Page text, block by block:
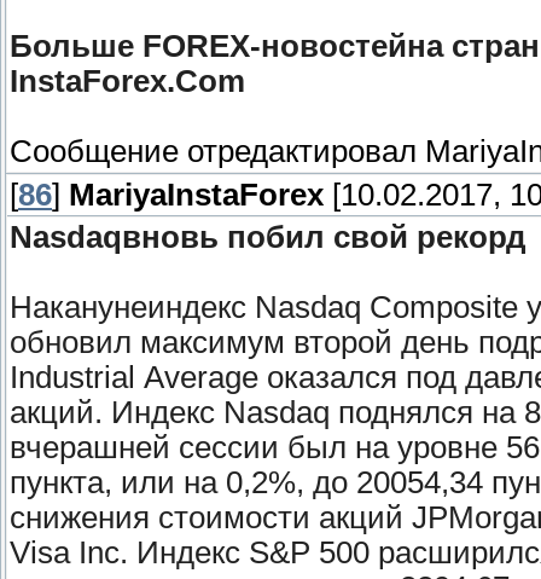
Больше FOREX-новостейна
InstaForex.Com
Сообщение отредактировал
[86] MariyaInstaForex [10.02.2017,
Nasdaqвновь побил свой рекорд
Наканунеиндекс Nasdaq Composite
обновил максимум второй день
Industrial Average оказался под
акций. Индекс Nasdaq поднялся на
вчерашней сессии был на уровне
пункта, или на 0,2%, до 20054,34
снижения стоимости акций
Visa Inc. Индекс S&P 500